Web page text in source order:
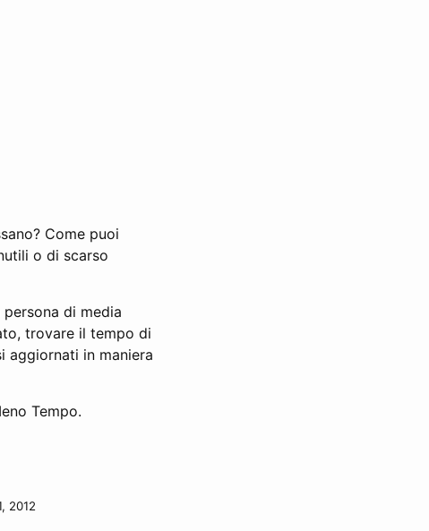
Come puoi
o di scarso
di media
trovare il tempo di
aggiornati in maniera
Tempo.
2012